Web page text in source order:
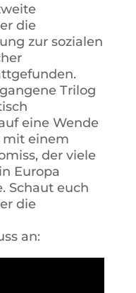
die
zur sozialen
Trilog
eine Wende
mit einem
der viele
Europa
Schaut euch
die
an: